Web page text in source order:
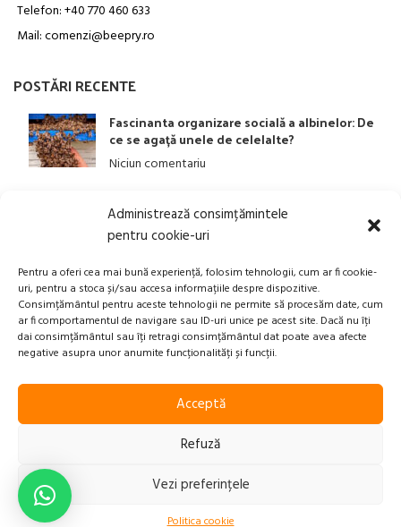
Administrează consimțămintele
pentru cookie-uri
Pentru a oferi cea mai bună experiență, folosim tehnologii, cum ar fi cookie-
uri, pentru a stoca și/sau accesa informațiile despre dispozitive.
Consimțământul pentru aceste tehnologii ne permite să procesăm date, cum
ar fi comportamentul de navigare sau ID-uri unice pe acest site. Dacă nu îți
dai consimțământul sau îți retragi consimțământul dat poate avea afecte
negative asupra unor anumite funcționalități și funcții.
Acceptă
Refuză
Vezi preferințele
Politica cookie
Telefon: +40 770 460 633
Mail: comenzi@beepry.ro
POSTĂRI RECENTE
Fascinanta organizare socială a albinelor: De
ce se agață unele de celelalte?
Niciun comentariu
LINK-URI UTILE
ANPC
Politica privind Prelucrarea Datelor Personale​
Termeni și Condiții
Transport, Rambursari si Retururi
2023-2025 Beepry.ro | Powered byXplication